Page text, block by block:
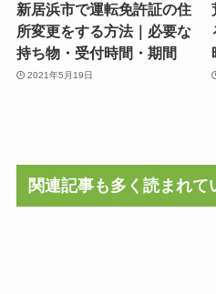
新居浜市で運転免許証の住
所変更をする方法｜必要な
持ち物・受付時間・期間
2021年5月19日
関連記事も多く読まれて